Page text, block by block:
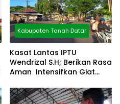
Kabupaten Tanah Datar
Kasat Lantas IPTU
Wendrizal S.H; Berikan Rasa
Aman Intensifkan Giat